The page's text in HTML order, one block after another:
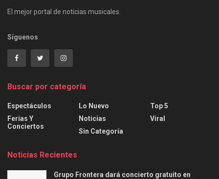
El mejor portal de noticias musicales.
Síguenos
Buscar por categoría
Espectáculos
Ferias Y
Conciertos
Lo Nuevo
Noticias
Sin Categoría
Top 5
Viral
Noticias Recientes
Grupo Frontera dará concierto gratuito en